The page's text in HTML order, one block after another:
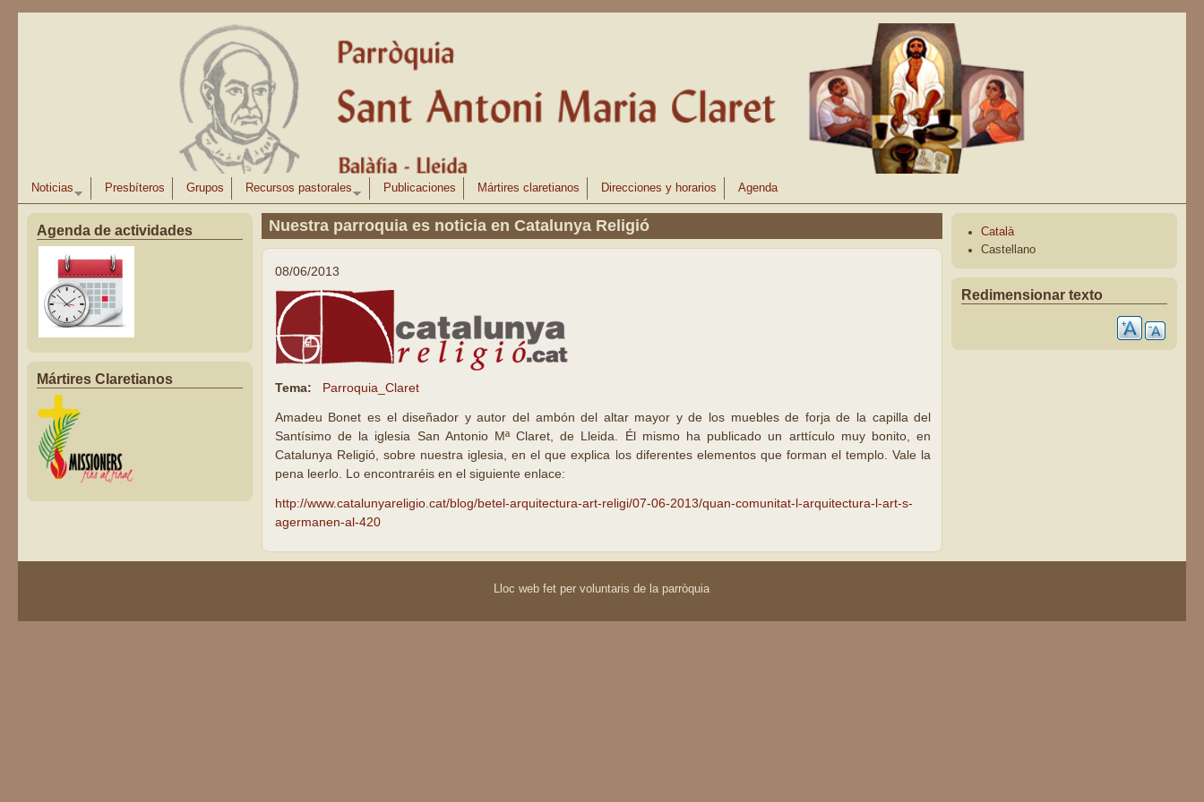
Noticias Presbíteros Grupos Recursos pastorales Publicaciones Mártires claretianos Direcciones y horarios Agenda
Agenda de actividades
Mártires Claretianos
Nuestra parroquia es noticia en Catalunya Religió
08/06/2013
Tema: Parroquia_Claret
Amadeu Bonet es el diseñador y autor del ambón del altar mayor y de los muebles de forja de la capilla del
Santísimo de la iglesia San Antonio Mª Claret, de Lleida. Él mismo ha publicado un arttículo muy bonito, en
Catalunya Religió, sobre nuestra iglesia, en el que explica los diferentes elementos que forman el templo. Vale la
pena leerlo. Lo encontraréis en el siguiente enlace:
http://www.catalunyareligio.cat/blog/betel-arquitectura-art-religi/07-06-2013/quan-comunitat-l-arquitectura-l-art-s-
agermanen-al-420
Català
Castellano
Redimensionar texto
Lloc web fet per voluntaris de la parròquia